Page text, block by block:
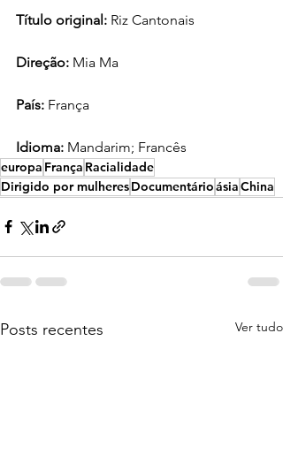
Título original: Riz Cantonais
Direção: Mia Ma
País: França
Idioma: Mandarim; Francês
europa França Racialidade
Dirigido por mulheresDocumentárioásiaChina
Posts recentes Ver tudo